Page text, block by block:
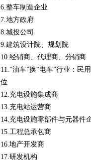
6.整车制造企业
7.地方政府
8.城投公司
9.建筑设计院、规划院
10.经销商、代理商、分销商
11.“油车”换“电车”行业：民
位
12.充电设施集成商
13.充电站运营商
14.充电设施零部件与元器件
15.工程总承包商
16.地产开发商
17.研发机构